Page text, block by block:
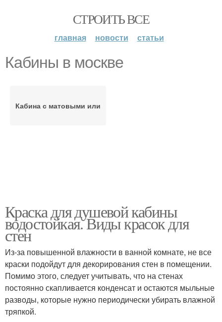
СТРОИТЬ ВСЕ
главная новости статьи
Кабины в москве
Кабина с матовыми или
Краска для душевой кабины
водостойкая. Виды красок для
стен
Из-за повышенной влажности в ванной комнате, не все
краски подойдут для декорирования стен в помещении.
Помимо этого, следует учитывать, что на стенах
постоянно скапливается конденсат и остаются мыльные
разводы, которые нужно периодически убирать влажной
тряпкой.